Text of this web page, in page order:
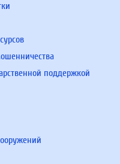
поддержкой